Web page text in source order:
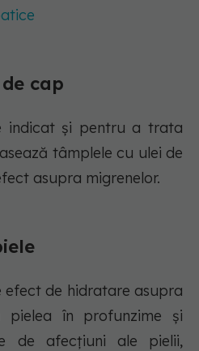
cap
indicat și pentru a trata
tâmplele cu ulei de
asupra migrenelor.
efect de hidratare asupra
pielea în profunzime și
de afecțiuni ale pielii,